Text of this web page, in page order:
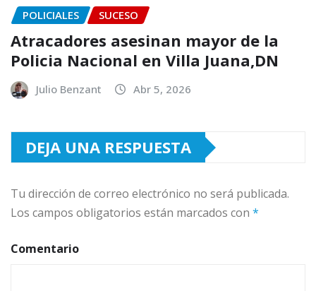
POLICIALES SUCESO
Atracadores asesinan mayor de la
Policia Nacional en Villa Juana,DN
Julio Benzant Abr 5, 2026
DEJA UNA RESPUESTA
Tu dirección de correo electrónico no será publicada.
Los campos obligatorios están marcados con *
Comentario